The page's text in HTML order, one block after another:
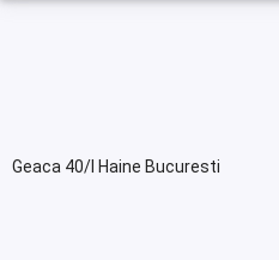
Geaca 40/l Haine Bucuresti